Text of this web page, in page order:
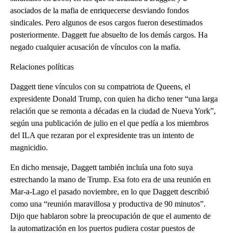
asociados de la mafia de enriquecerse desviando fondos
sindicales. Pero algunos de esos cargos fueron desestimados
posteriormente. Daggett fue absuelto de los demás cargos. Ha
negado cualquier acusación de vínculos con la mafia.
Relaciones políticas
Daggett tiene vínculos con su compatriota de Queens, el
expresidente Donald Trump, con quien ha dicho tener “una larga
relación que se remonta a décadas en la ciudad de Nueva York”,
según una publicación de julio en el que pedía a los miembros
del ILA que rezaran por el expresidente tras un intento de
magnicidio.
En dicho mensaje, Daggett también incluía una foto suya
estrechando la mano de Trump. Esa foto era de una reunión en
Mar-a-Lago el pasado noviembre, en lo que Daggett describió
como una “reunión maravillosa y productiva de 90 minutos”.
Dijo que hablaron sobre la preocupación de que el aumento de
la automatización en los puertos pudiera costar puestos de